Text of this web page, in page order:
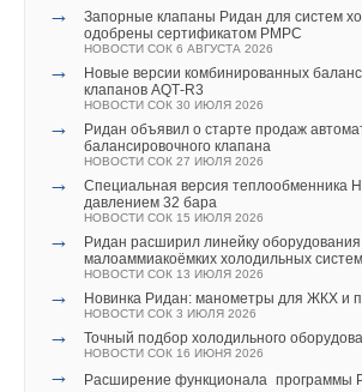
→
Запорные клапаны Ридан для систем
одобрены сертификатом РМРС
НОВОСТИ СОК 6 АВГУСТА 2026
→
Новые версии комбинированных
клапанов AQT‑R3
НОВОСТИ СОК 30 ИЮЛЯ 2026
→
Ридан объявил о старте продаж
балансировочного клапана
НОВОСТИ СОК 27 ИЮЛЯ 2026
→
Специальная версия теплообменника
давлением 32 бара
НОВОСТИ СОК 15 ИЮЛЯ 2026
→
Ридан расширил линейку
малоаммиакоёмких холодильных систем
НОВОСТИ СОК 13 ИЮЛЯ 2026
→ Новинка Ридан: манометры для ЖКХ и
НОВОСТИ СОК 3 ИЮЛЯ 2026
→ Точный подбор холодильного
НОВОСТИ СОК 16 ИЮНЯ 2026
→ Расширение функционала программы
→
США запретили использование
инверторов
Комментарии
В этой теме еще нет комментариев
мощности местной электросети,
источников энергии, что тоже создает
призванной выравнивать нестабильность
электроснабжения, обеспечиваемого за
посредством выработки электроэнергии
электропотребления.
За период с 2021 года по линии
электросетевой корпорации Китая были
в эксплуатацию 78 гидроаккумулирующих
общей мощностью в 44,53 ГВт.
ИСТОЧНИК: СИНЬХУА